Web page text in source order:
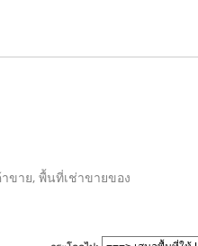
ขาย, พื้นที่เช่าขายของ